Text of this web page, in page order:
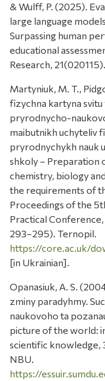
& Wulff, P. (2025).
large language
Surpassing human
educational
Research, 21(020115).
Martyniuk, M. T.,
fizychna kartyna
pryrodnycho-
maibutnikh uchyteliv
pryrodnychykh nauk
shkoly – Preparation
chemistry, biology
the requirements of
Proceedings of the
Practical
293–295). Ternopil.
https://core.ac.uk/
[in Ukrainian].
Opanasiuk, A. S.
zminy paradyhmy.
naukovoho ta
picture of the world:
scientific knowledge,
NBU.
https://